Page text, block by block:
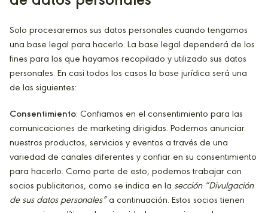
Solo procesaremos sus datos personales cuando tengamos
una base legal para hacerlo. La base legal dependerá de los
fines para los que hayamos recopilado y utilizado sus datos
personales. En casi todos los casos la base jurídica será una
de las siguientes:
Consentimiento: Confiamos en el consentimiento para las
comunicaciones de marketing dirigidas. Podemos anunciar
nuestros productos, servicios y eventos a través de una
variedad de canales diferentes y confiar en su consentimiento
para hacerlo. Como parte de esto, podemos trabajar con
socios publicitarios, como se indica en la sección “Divulgación
de sus datos personales”a continuación. Estos socios tienen